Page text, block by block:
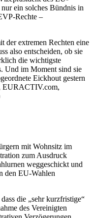
ein solches Bündnis in
Rechte –
der extremen Rechten eine
also entscheiden, ob sie
die wichtigste
Und im Moment sind sie
Eickhout gestern
EURACTIV.com,
mit Wohnsitz im
zum Ausdruck
weggeschickt und
den EU-Wahlen
die „sehr kurzfristige“
des Vereinigten